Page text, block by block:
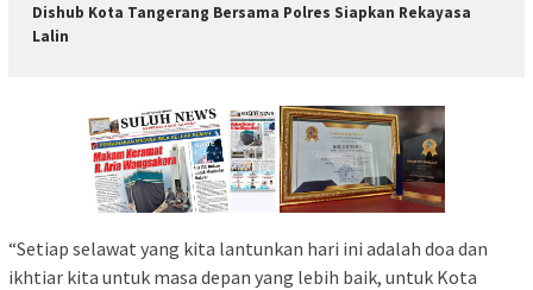
Dishub Kota Tangerang Bersama Polres Siapkan Rekayasa
Lalin
“Setiap selawat yang kita lantunkan hari ini adalah doa dan
ikhtiar kita untuk masa depan yang lebih baik, untuk Kota